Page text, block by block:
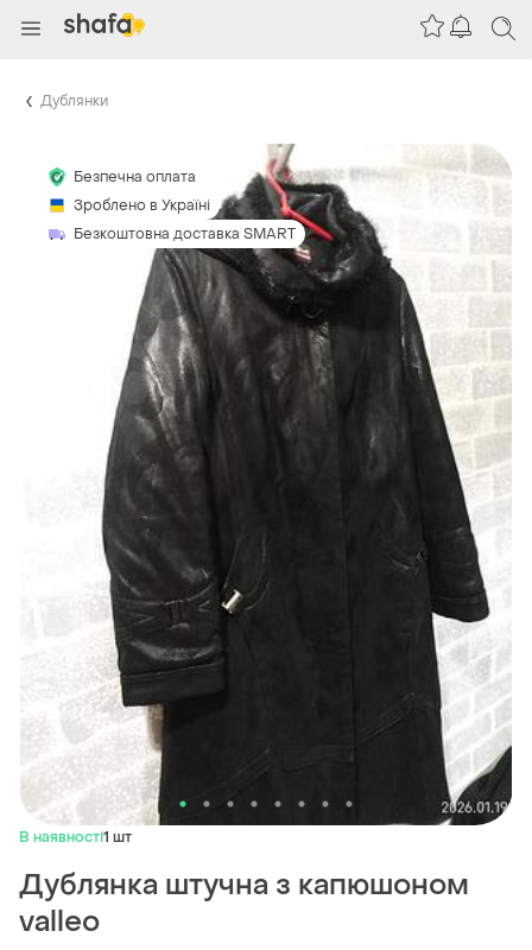
Дублянки
Безпечна оплата
Зроблено в Україні
Безкоштовна доставка SMART
В наявності1 шт
Дублянка штучна з капюшоном
valleo